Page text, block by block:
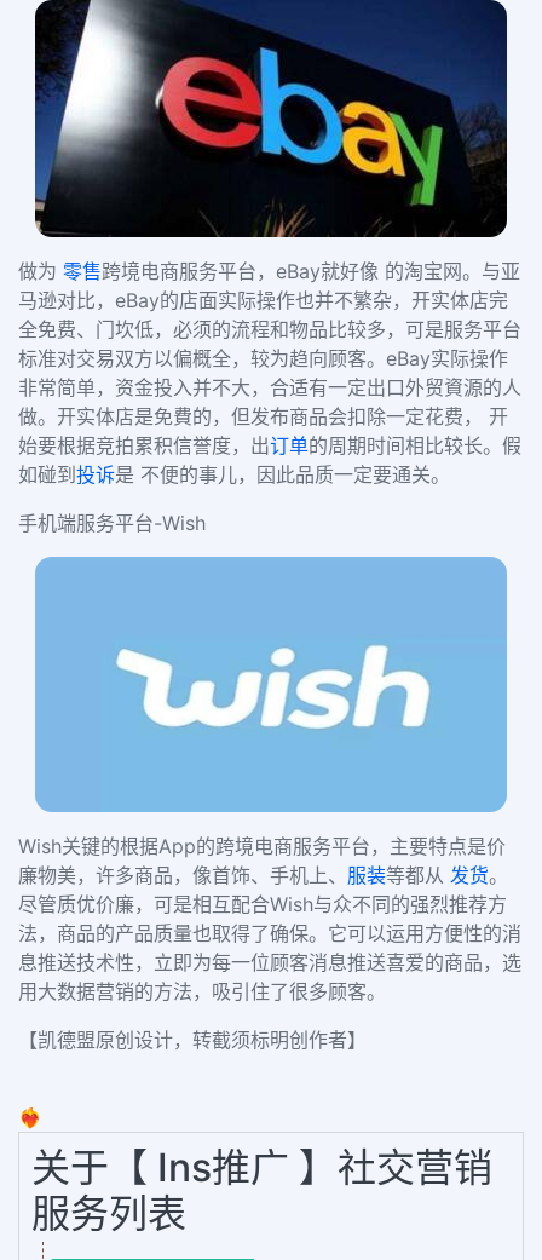
做为 零售跨境电商服务平台，eBay就好像 的淘宝网。与亚
马逊对比，eBay的店面实际操作也并不繁杂，开实体店完
全免费、门坎低，必须的流程和物品比较多，可是服务平台
标准对交易双方以偏概全，较为趋向顾客。eBay实际操作
非常简单，资金投入并不大，合适有一定出口外贸資源的人
做。开实体店是免費的，但发布商品会扣除一定花费， 开
始要根据竞拍累积信誉度，出订单的周期时间相比较长。假
如碰到 投诉是 不便的事儿，因此品质一定要通关。
手机端服务平台-Wish
Wish关键的根据App的跨境电商服务平台，主要特点是价
廉物美，许多商品，像首饰、手机上、 服装等都从 发货。
尽管质优价廉，可是相互配合Wish与众不同的强烈推荐方
法，商品的产品质量也取得了确保。它可以运用方便性的消
息推送技术性，立即为每一位顾客消息推送喜爱的商品，选
用大数据营销的方法，吸引住了很多顾客。
【凯德盟原创设计，转截须标明创作者】
❤️‍🔥
关于【 Ins推广 】社交营销
服务列表